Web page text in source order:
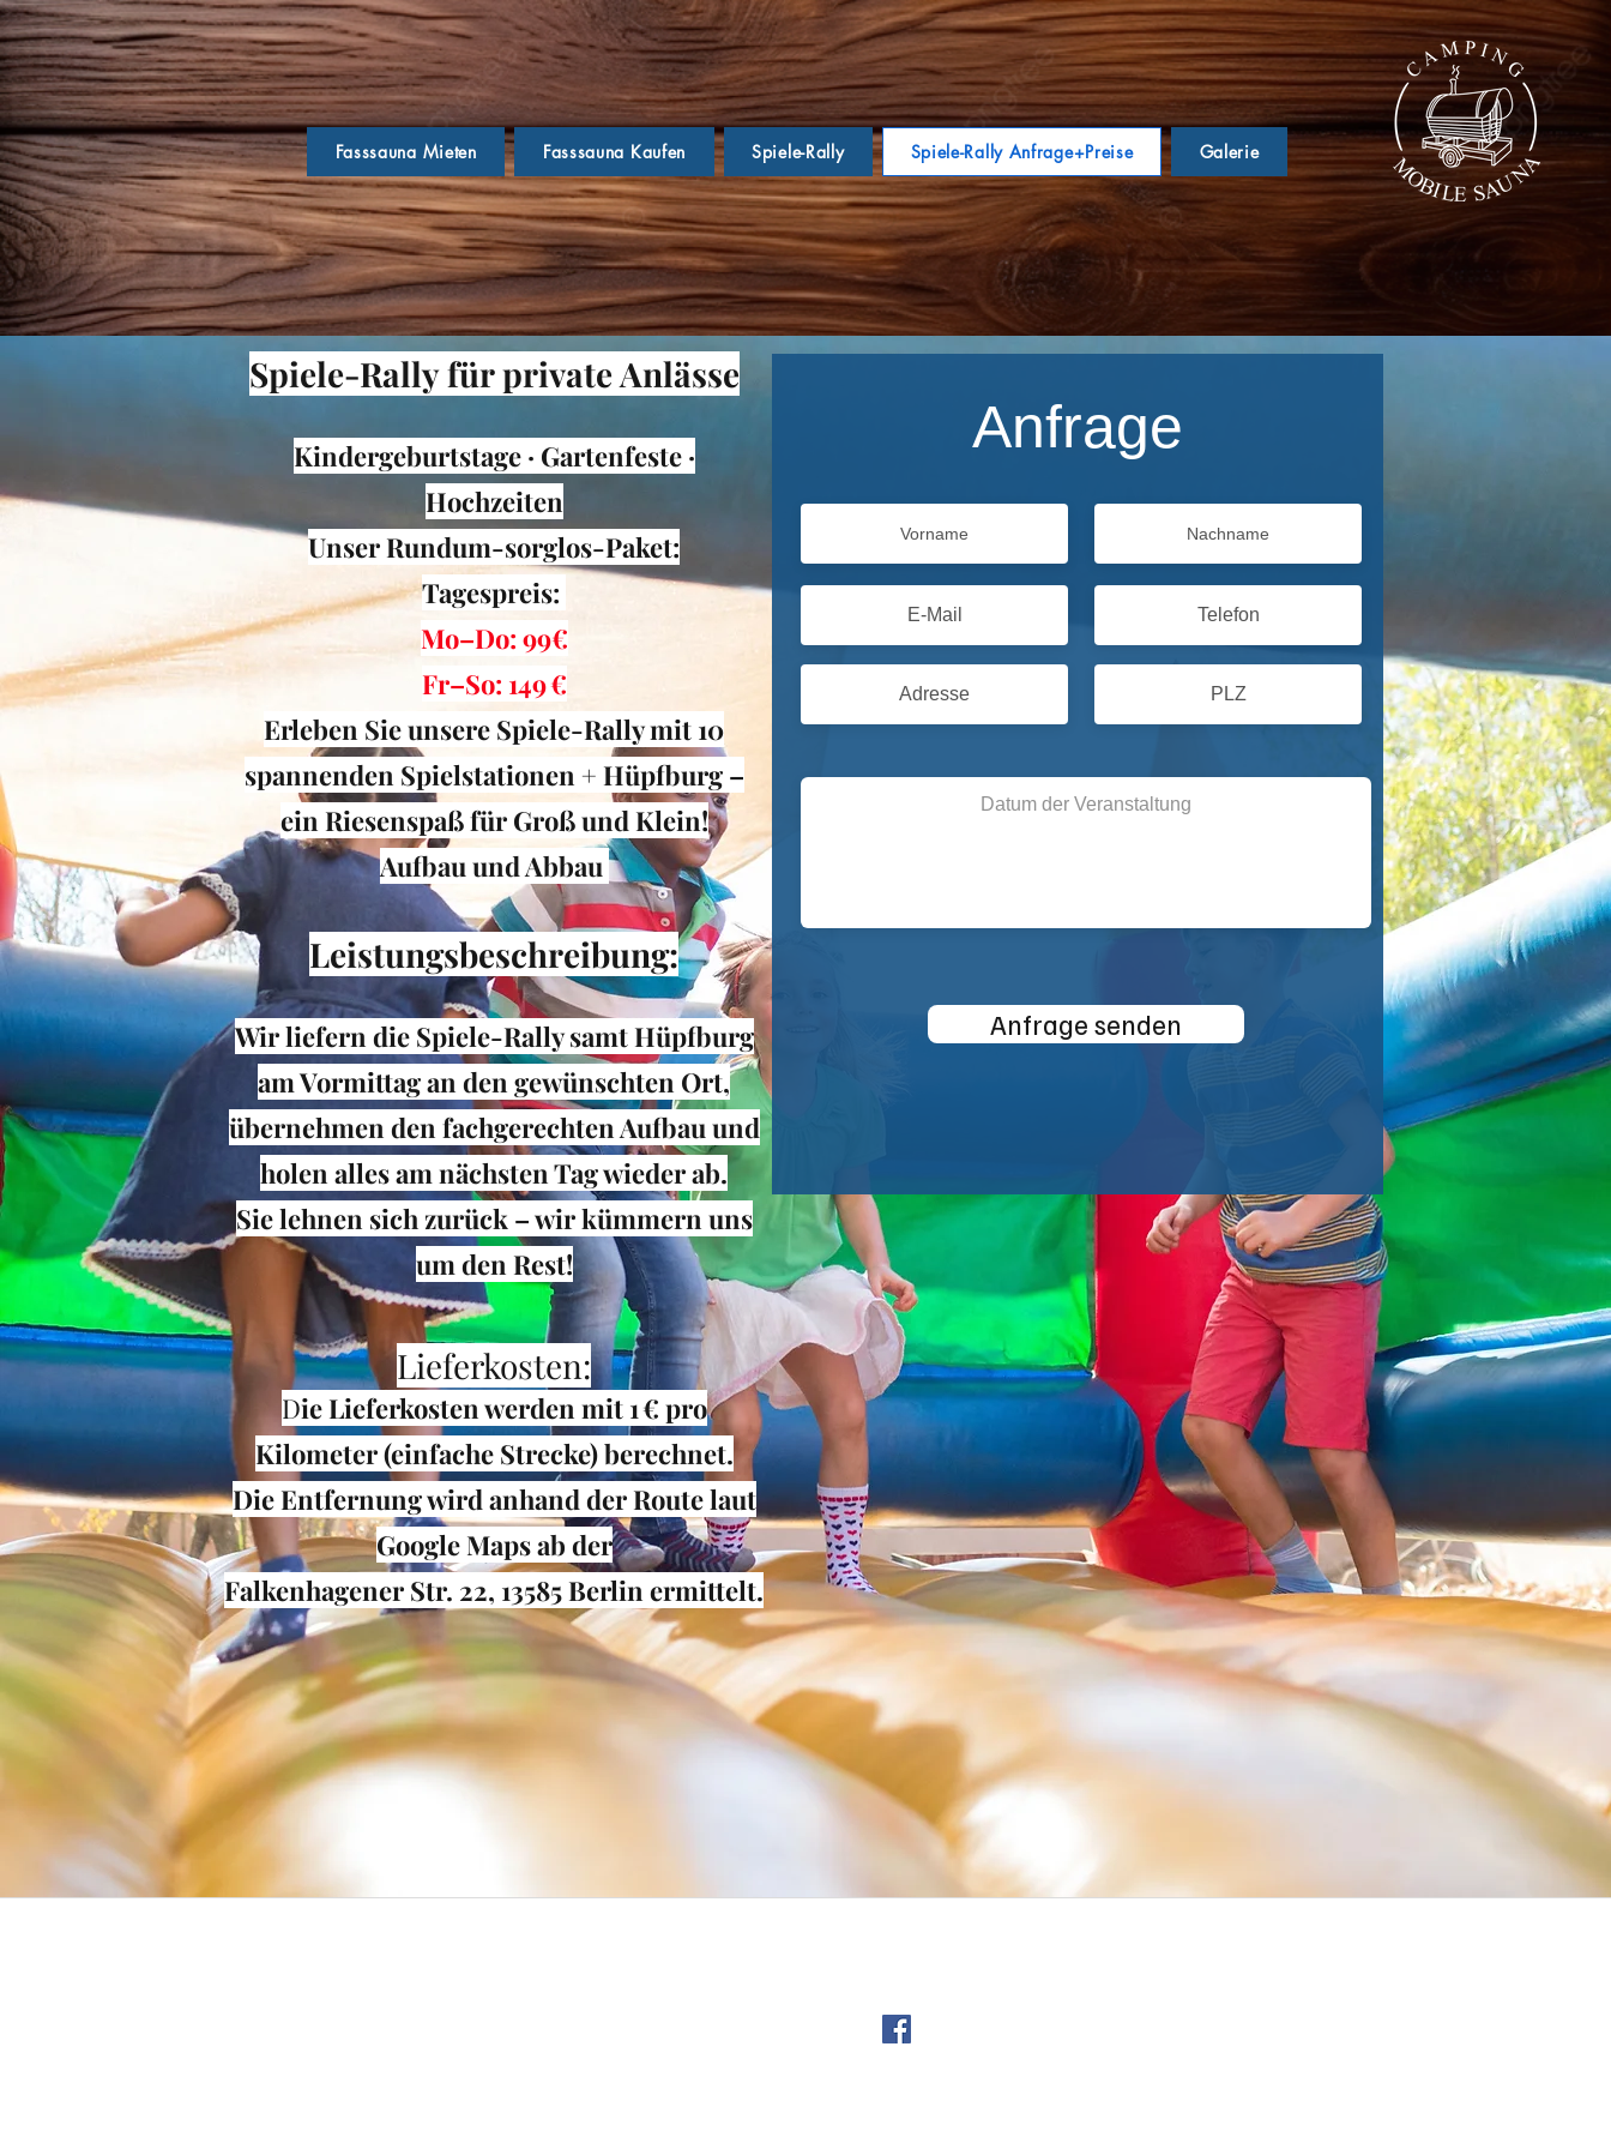
Fasssauna Mieten Fasssauna Kaufen Spiele-Rally Spiele-Rally Anfrage+Preise Galerie
Spiele-Rally für private Anlässe
Kindergeburtstage · Gartenfeste ·
Hochzeiten
Unser Rundum-sorglos-Paket:
Tagespreis:
Mo–Do: 99€
Fr–So: 149 €
Erleben Sie unsere Spiele-Rally mit 10
spannenden Spielstationen + Hüpfburg –
ein Riesenspaß für Groß und Klein!
Aufbau und Abbau
Leistungsbeschreibung:
Wir liefern die Spiele-Rally samt Hüpfburg
am Vormittag an den gewünschten Ort,
übernehmen den fachgerechten Aufbau und
holen alles am nächsten Tag wieder ab.
Sie lehnen sich zurück – wir kümmern uns
um den Rest!
Lieferkosten:
Die Lieferkosten werden mit 1 € pro
Kilometer (einfache Strecke) berechnet.
Die Entfernung wird anhand der Route laut
Google Maps ab der
Falkenhagener Str. 22, 13585 Berlin ermittelt.
Anfrage
Anfrage senden